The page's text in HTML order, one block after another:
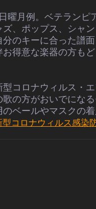
曜月例。ベテランピ
ズ、ポップス、シャ
分のキーに合った譜
お得意な楽器の方も
コロナウィルス・
歌の方がおいでにな
のベールやマスクの
型コロナウィルス感染